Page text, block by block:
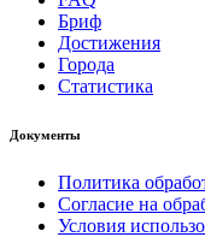
Бриф
Достижения
Города
Статистика
Документы
Политика
Согласие на
Условия